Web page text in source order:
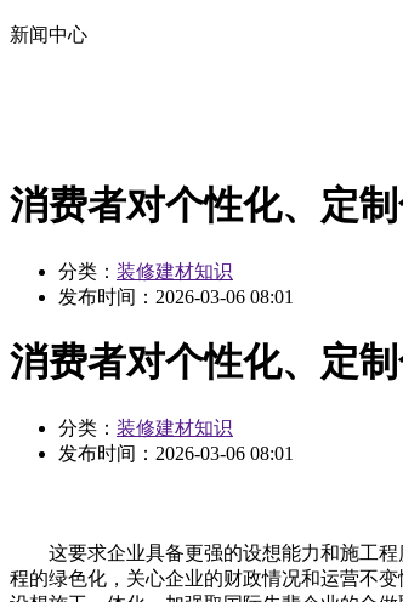
新闻中心
消费者对个性化、定
分类： 装修建材知识
发布时间： 2026-03-06 08:01
消费者对个性化、定
分类： 装修建材知识
发布时间： 2026-03-06 08:01
这要求企业具备更强的设想能力和施工程
程的绿色化，关心企业的财政情况和运营不